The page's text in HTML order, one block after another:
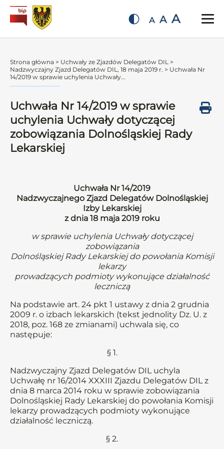
A A A
Strona główna > Uchwały ze Zjazdów Delegatów DIL >
Nadzwyczajny Zjazd Delegatów DIL, 18 maja 2019 r. > Uchwała Nr
14/2019 w sprawie uchylenia Uchwały...
Uchwała Nr 14/2019 w sprawie
uchylenia Uchwały dotyczącej
zobowiązania Dolnośląskiej Rady
Lekarskiej
Uchwała Nr 14/2019
Nadzwyczajnego Zjazd Delegatów Dolnośląskiej
Izby Lekarskiej
z dnia 18 maja 2019 roku
w sprawie uchylenia Uchwały dotyczącej
zobowiązania
Dolnośląskiej Rady Lekarskiej do powołania Komisji
lekarzy
prowadzących podmioty wykonujące działalność
leczniczą
Na podstawie art. 24 pkt 1 ustawy z dnia 2 grudnia
2009 r. o izbach lekarskich (tekst jednolity Dz. U. z
2018, poz. 168 ze zmianami) uchwala się, co
następuje:
§ 1.
Nadzwyczajny Zjazd Delegatów DIL uchyla
Uchwałę nr 16/2014 XXXIII Zjazdu Delegatów DIL z
dnia 8 marca 2014 roku w sprawie zobowiązania
Dolnośląskiej Rady Lekarskiej do powołania Komisji
lekarzy prowadzących podmioty wykonujące
działalność leczniczą.
§ 2.